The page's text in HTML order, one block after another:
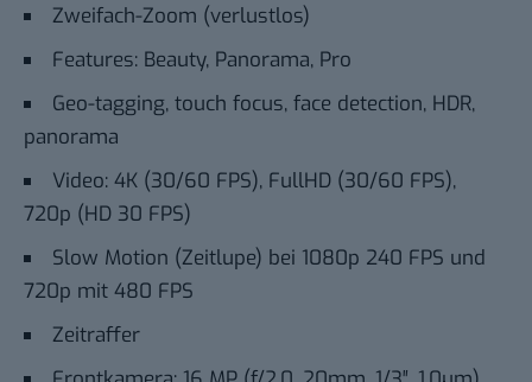
Zweifach-Zoom (verlustlos)
Features: Beauty, Panorama, Pro
Geo-tagging, touch focus, face detection, HDR,
panorama
Video: 4K (30/60 FPS), FullHD (30/60 FPS),
720p (HD 30 FPS)
Slow Motion (Zeitlupe) bei 1080p 240 FPS und
720p mit 480 FPS
Zeitraffer